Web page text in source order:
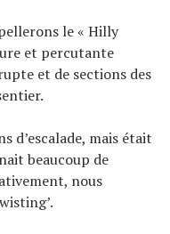
le « Hilly
et percutante
et de sections des
d’escalade, mais était
beaucoup de
nous